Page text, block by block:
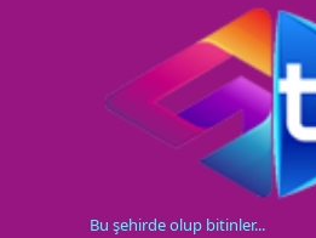
Bu şehirde olup bitinler...